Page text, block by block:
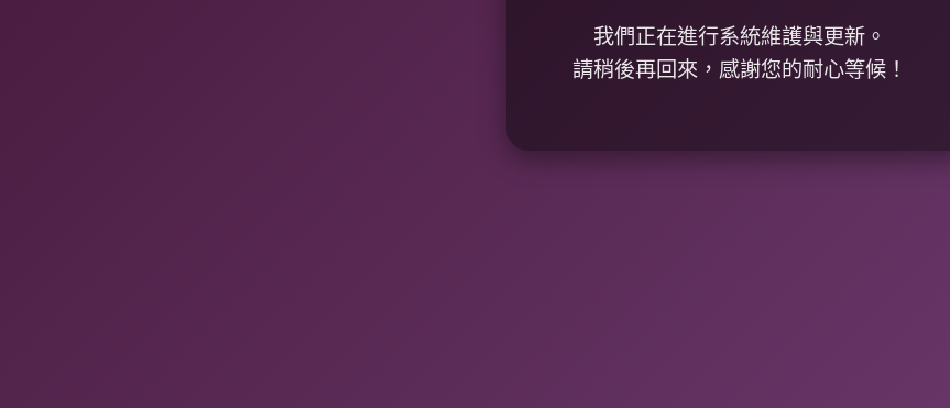
我們正在進行系統維護與更新。
請稍後再回來，感謝您的耐心等候！